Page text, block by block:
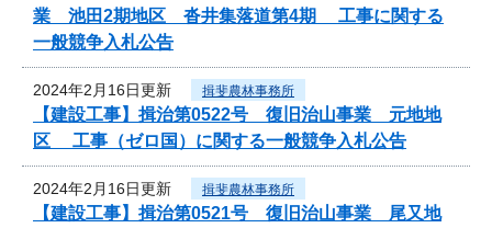
業 池田2期地区 沓井集落道第4期 工事に関する
一般競争入札公告
2024年2月16日更新 揖斐農林事務所
【建設工事】揖治第0522号 復旧治山事業 元地地
区 工事（ゼロ国）に関する一般競争入札公告
2024年2月16日更新 揖斐農林事務所
【建設工事】揖治第0521号 復旧治山事業 尾又地